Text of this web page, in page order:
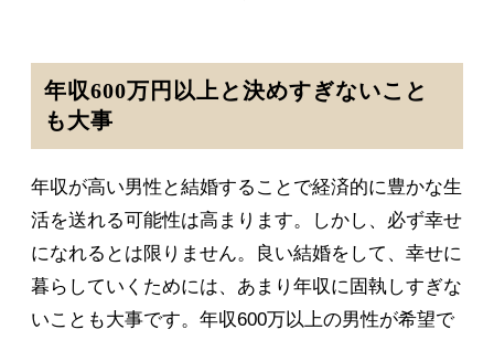
年収600万円以上と決めすぎないこと
も大事
年収が高い男性と結婚することで経済的に豊かな生
活を送れる可能性は高まります。しかし、必ず幸せ
になれるとは限りません。良い結婚をして、幸せに
暮らしていくためには、あまり年収に固執しすぎな
いことも大事です。年収600万以上の男性が希望で